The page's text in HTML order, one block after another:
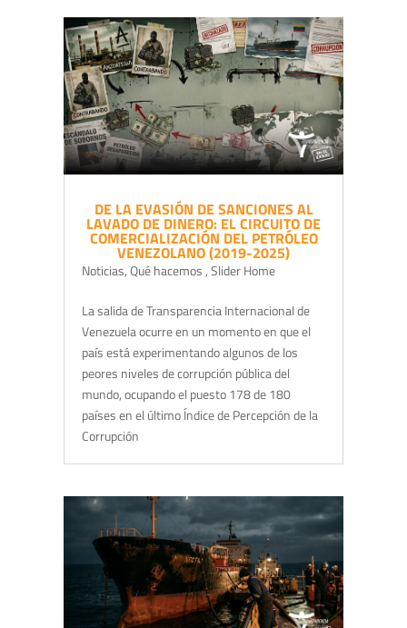
DE LA EVASIÓN DE SANCIONES AL
LAVADO DE DINERO: EL CIRCUITO DE
COMERCIALIZACIÓN DEL PETRÓLEO
VENEZOLANO (2019-2025)
Noticias,Qué hacemos ,Slider Home
La salida de Transparencia Internacional de
Venezuela ocurre en un momento en que el
país está experimentando algunos de los
peores niveles de corrupción pública del
mundo, ocupando el puesto 178 de 180
países en el último Índice de Percepción de la
Corrupción